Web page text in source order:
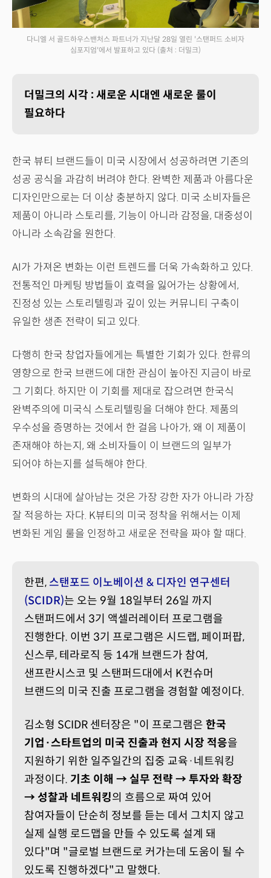
다니엘 서 골드하우스밴처스 파트너가 지난달 28일 열린 '스탠퍼드 소비자
심포지엄'에서 발표하고 있다 (출처 : 더밀크)
더밀크의 시각 : 새로운 시대엔 새로운 룰이
필요하다
한국 뷰티 브랜드들이 미국 시장에서 성공하려면 기존의
성공 공식을 과감히 버려야 한다. 완벽한 제품과 아름다운
디자인만으로는 더 이상 충분하지 않다. 미국 소비자들은
제품이 아니라 스토리를, 기능이 아니라 감정을, 대중성이
아니라 소속감을 원한다.
AI가 가져온 변화는 이런 트렌드를 더욱 가속화하고 있다.
전통적인 마케팅 방법들이 효력을 잃어가는 상황에서,
진정성 있는 스토리텔링과 깊이 있는 커뮤니티 구축이
유일한 생존 전략이 되고 있다.
다행히 한국 창업자들에게는 특별한 기회가 있다. 한류의
영향으로 한국 브랜드에 대한 관심이 높아진 지금이 바로
그 기회다. 하지만 이 기회를 제대로 잡으려면 한국식
완벽주의에 미국식 스토리텔링을 더해야 한다. 제품의
우수성을 증명하는 것에서 한 걸음 나아가, 왜 이 제품이
존재해야 하는지, 왜 소비자들이 이 브랜드의 일부가
되어야 하는지를 설득해야 한다.
변화의 시대에 살아남는 것은 가장 강한 자가 아니라 가장
잘 적응하는 자다. K뷰티의 미국 정착을 위해서는 이제
변화된 게임 룰을 인정하고 새로운 전략을 짜야 할 때다.
한편, 스탠포드 이노베이션 & 디자인 연구센터
(SCIDR)는 오는 9월 18일부터 26일 까지
스탠퍼드에서 3기 액셀러레이터 프로그램을
진행한다. 이번 3기 프로그램은 시드랩, 페이퍼팝,
신스루, 테라로직 등 14개 브랜드가 참여,
샌프란시스코 및 스탠퍼드대에서 K컨슈머
브랜드의 미국 진출 프로그램을 경험할 예정이다.
김소형 SCIDR 센터장은 "이 프로그램은 한국
기업·스타트업의 미국 진출과 현지 시장 적응을
지원하기 위한 일주일간의 집중 교육·네트워킹
과정이다. 기초 이해 → 실무 전략 → 투자와 확장
→ 성찰과 네트워킹의 흐름으로 짜여 있어
참여자들이 단순히 정보를 듣는 데서 그치지 않고
실제 실행 로드맵을 만들 수 있도록 설계 돼
있다"며 "글로벌 브랜드로 커가는데 도움이 될 수
있도록 진행하겠다"고 말했다.